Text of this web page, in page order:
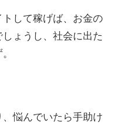
して稼げば、お金の
ょうし、社会に出た
悩んでいたら手助け